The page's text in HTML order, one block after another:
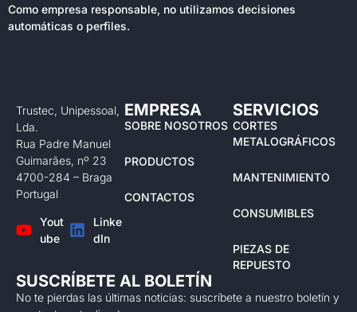
Como empresa responsable, no utilizamos decisiones
automáticas o perfiles.
Trustec, Unipessoal,
Lda.
Rua Padre Manuel
Guimarães, nº 23
4700-284 – Braga
Portugal
Yout
ube
Linke
dIn
EMPRESA
SOBRE NOSOTROS
PRODUCTOS
CONTACTOS
SERVICIOS
CORTES
METALOGRÁFICOS
MANTENIMIENTO
CONSUMIBLES
PIEZAS DE
REPUESTO
SUSCRÍBETE AL BOLETÍN
No te pierdas las últimas noticias: suscríbete a nuestro boletín y